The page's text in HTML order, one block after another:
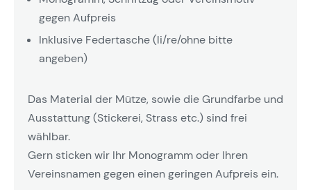
gegen Aufpreis
Inklusive Federtasche (li/re/ohne bitte
angeben)
Das Material der Mütze, sowie die Grundfarbe und
Ausstattung (Stickerei, Strass etc.) sind frei
wählbar.
Gern sticken wir Ihr Monogramm oder Ihren
Vereinsnamen gegen einen geringen Aufpreis ein.